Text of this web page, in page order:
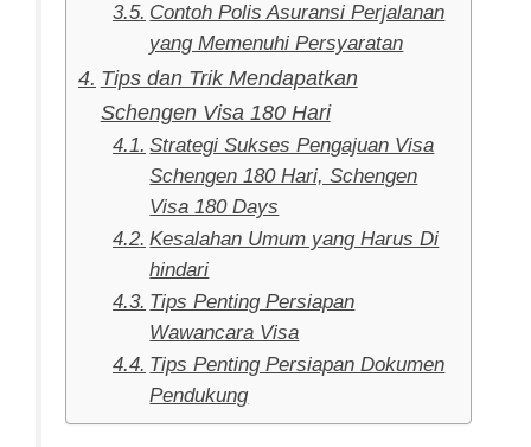
Contoh Polis Asuransi Perjalanan
yang Memenuhi Persyaratan
Tips dan Trik Mendapatkan
Schengen Visa 180 Hari
Strategi Sukses Pengajuan Visa
Schengen 180 Hari, Schengen
Visa 180 Days
Kesalahan Umum yang Harus Di
hindari
Tips Penting Persiapan
Wawancara Visa
Tips Penting Persiapan Dokumen
Pendukung